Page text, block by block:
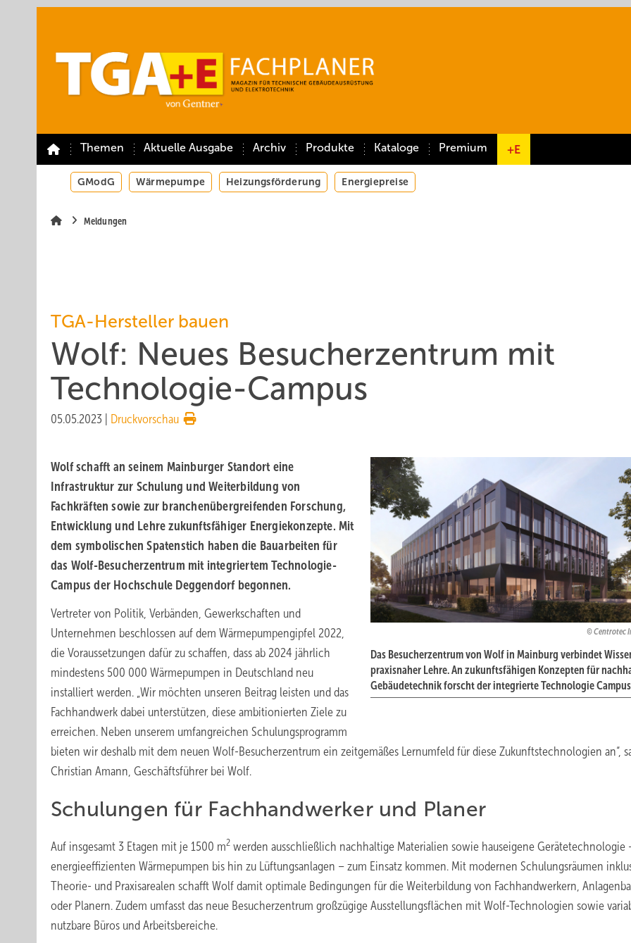
Themen Aktuelle Ausgabe Archiv Produkte Kataloge Premium +E
GModG Wärmepumpe Heizungsförderung Energiepreise
Meldungen
TGA-Hersteller bauen
Wolf: Neues Besucherzentrum mit
Technologie-Campus
05.05.2023 Druckvorschau
Centrotec
Das Besucherzentrum von Wolf in Mainburg verbindet
praxisnaher Lehre. An zukunftsfähigen Konzepten für
Gebäudetechnik forscht der integrierte Technologie
Wolf schafft an seinem Mainburger Standort eine
Infrastruktur zur Schulung und Weiterbildung von
Fachkräften sowie zur branchenübergreifenden Forschung,
Entwicklung und Lehre zukunftsfähiger Energiekonzepte. Mit
dem symbolischen Spatenstich haben die Bauarbeiten für
das Wolf-Besucherzentrum mit integriertem Technologie-
Campus der Hochschule Deggendorf begonnen.
Vertreter von Politik, Verbänden, Gewerkschaften und
Unternehmen beschlossen auf dem Wärmepumpengipfel 2022,
die Voraussetzungen dafür zu schaffen, dass ab 2024 jährlich
mindestens 500 000 Wärmepumpen in Deutschland neu
installiert werden. „Wir möchten unseren Beitrag leisten und das
Fachhandwerk dabei unterstützen, diese ambitionierten Ziele zu
erreichen. Neben unserem umfangreichen Schulungsprogramm
bieten wir deshalb mit dem neuen Wolf-Besucherzentrum ein zeitgemäßes Lernumfeld für diese Zukunftstechnologien an“,
Christian Amann, Geschäftsführer bei Wolf.
Schulungen für Fachhandwerker und Planer
Auf insgesamt 3 Etagen mit je 1500 m2 werden ausschließlich nachhaltige Materialien sowie hauseigene Gerätetechnologie
energieeffizienten Wärmepumpen bis hin zu Lüftungsanlagen – zum Einsatz kommen. Mit modernen Schulungsräumen
Theorie- und Praxisarealen schafft Wolf damit optimale Bedingungen für die Weiterbildung von Fachhandwerkern,
oder Planern. Zudem umfasst das neue Besucherzentrum großzügige Ausstellungsflächen mit Wolf-Technologien sowie
nutzbare Büros und Arbeitsbereiche.